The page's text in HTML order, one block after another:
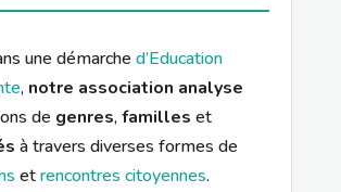
une démarche d’Education
, notre association analyse
de genres,familles et
à travers diverses formes de
etrencontres citoyennes.